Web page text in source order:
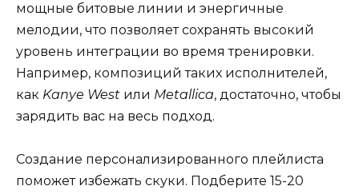
мощные битовые линии и энергичные
мелодии, что позволяет сохранять высокий
уровень интеграции во время тренировки.
Например, композиций таких исполнителей,
как Kanye West или Metallica, достаточно, чтобы
зарядить вас на весь подход.
Создание персонализированного плейлиста
поможет избежать скуки. Подберите 15-20